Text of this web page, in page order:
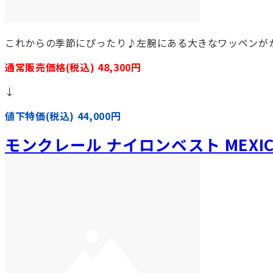
これからの季節にぴったり♪左腕にある大きなワッペンが
通常販売価格(税込) 48,300円
↓
値下特価(税込) 44,000円
モンクレール ナイロンベスト